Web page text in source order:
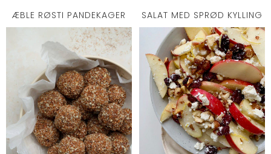
ÆBLE RØSTI PANDEKAGER SALAT MED SPRØD KYLLING